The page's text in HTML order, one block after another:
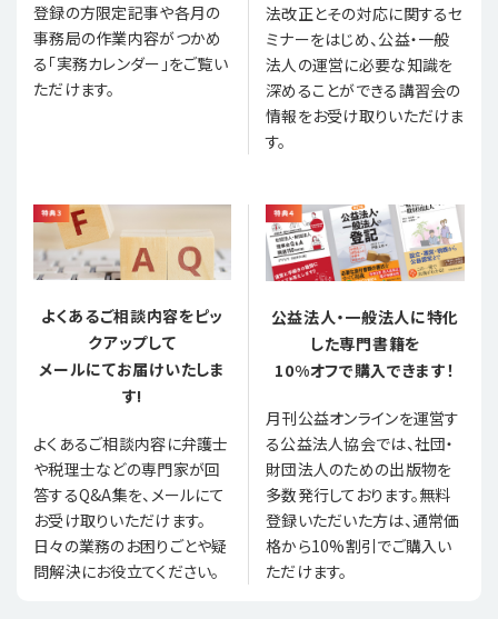
登録の方限定記事や各月の
事務局の作業内容がつかめ
る「実務カレンダー」をご覧い
ただけます。
法改正とその対応に関するセ
ミナーをはじめ、公益・一般
法人の運営に必要な知識を
深めることができる講習会の
情報をお受け取りいただけま
す。
よくあるご相談内容をピッ
クアップして
メールにてお届けいたしま
す!
よくあるご相談内容に弁護士
や税理士などの専門家が回
答するQ&A集を、メールにて
お受け取りいただけます。
日々の業務のお困りごとや疑
問解決にお役立てください。
公益法人・一般法人に特化
した専門書籍を
10%オフで購入できます！
月刊公益オンラインを運営す
る公益法人協会では、社団・
財団法人のための出版物を
多数発行しております。無料
登録いただいた方は、通常価
格から10%割引でご購入い
ただけます。